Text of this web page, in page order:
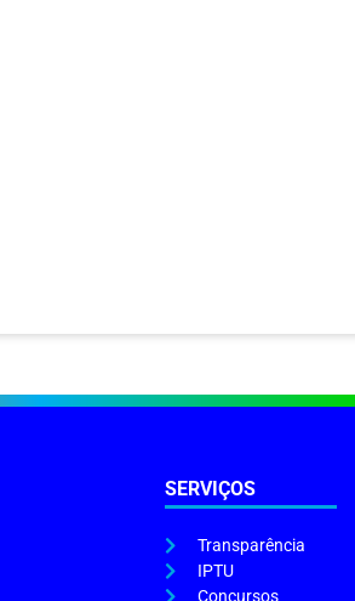
SERVIÇOS
Transparência
IPTU
Concursos